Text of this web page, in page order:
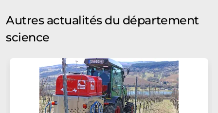
Autres actualités du département
science